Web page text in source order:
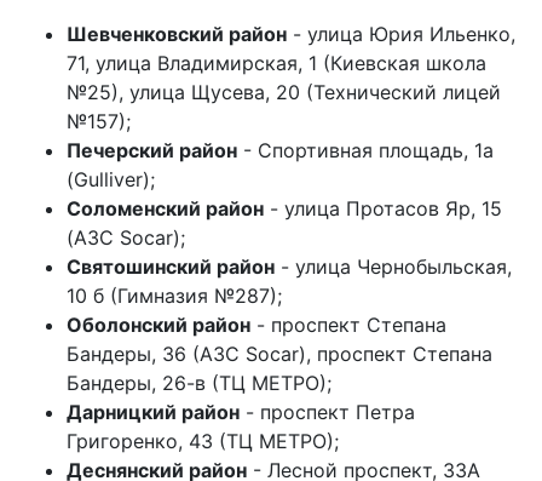
Шевченковский район - улица Юрия Ильенко,
71, улица Владимирская, 1 (Киевская школа
№25), улица Щусева, 20 (Технический лицей
№157);
Печерский район - Спортивная площадь, 1а
(Gulliver);
Соломенский район - улица Протасов Яр, 15
(АЗС Socar);
Святошинский район - улица Чернобыльская,
10 б (Гимназия №287);
Оболонский район - ​проспект Степана
Бандеры, 36 (АЗС Socar), проспект Степана
Бандеры, 26-в (ТЦ МЕТРО);
Дарницкий район - проспект Петра
Григоренко, 43 (ТЦ МЕТРО);
Деснянский район - Лесной проспект, 33А